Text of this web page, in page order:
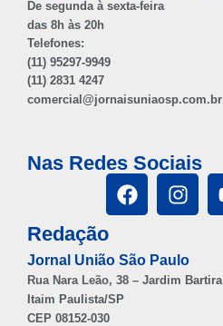
De segunda à sexta-feira
das 8h às 20h
Telefones:
(11) 95297-9949
(11) 2831 4247
comercial@jornaisuniaosp.com.br
Nas Redes Sociais
Redação
Jornal União São Paulo
Rua Nara Leão, 38 – Jardim Bartira
Itaim Paulista/SP
CEP 08152-030